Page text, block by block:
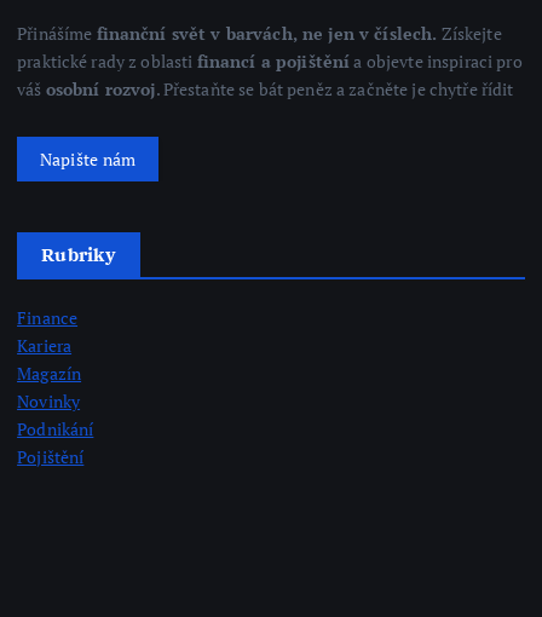
Přinášíme finanční svět v barvách, ne jen v číslech. Získejte
praktické rady z oblasti financí a pojištění a objevte inspiraci pro
váš osobní rozvoj. Přestaňte se bát peněz a začněte je chytře řídit
Napište nám
Rubriky
Finance
Kariera
Magazín
Novinky
Podnikání
Pojištění